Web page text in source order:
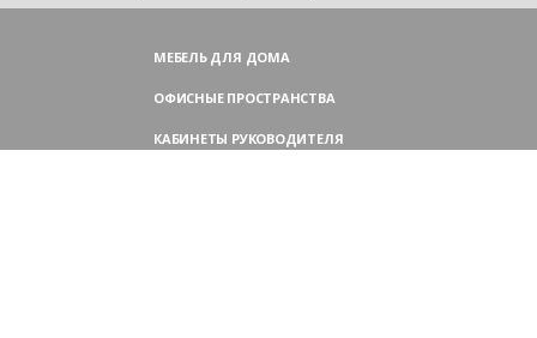
МЕБЕЛЬ ДЛЯ ДОМА
ОФИСНЫЕ ПРОСТРАНСТВА
КАБИНЕТЫ РУКОВОДИТЕЛЯ